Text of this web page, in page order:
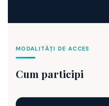
MODALITĂȚI DE ACCES
Cum participi